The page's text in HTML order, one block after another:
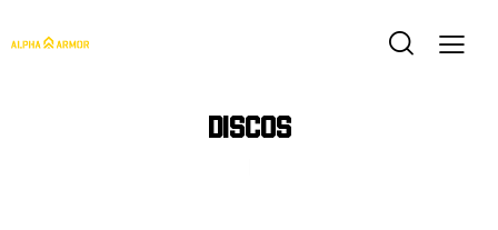
Discos